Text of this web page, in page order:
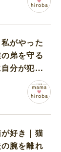
がやった
弟を守る
分が犯人
が好き｜猫
腕を離れ